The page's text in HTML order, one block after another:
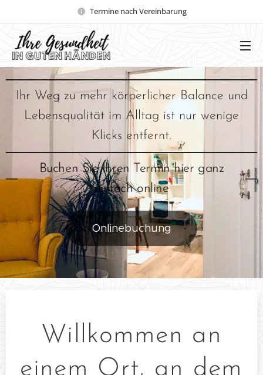
Termine nach Vereinbarung
Ihr Weg zu mehr körperlicher Balance und
Lebensqualität im Alltag ist nur wenige
Klicks entfernt.
Buchen Sie Ihren Termin hier ganz
einfach online
Onlinebuchung
Willkommen an
einem Ort, an dem